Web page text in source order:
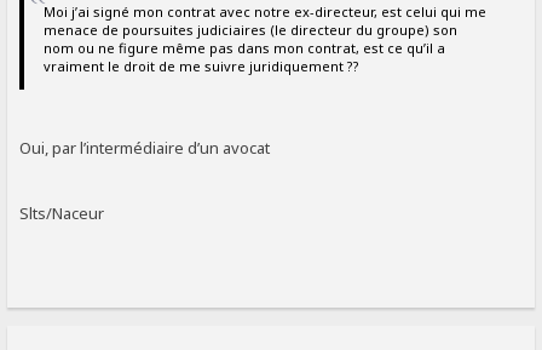
Moi j’ai signé mon contrat avec notre ex-directeur, est celui qui me
menace de poursuites judiciaires (le directeur du groupe) son
nom ou ne figure même pas dans mon contrat, est ce qu’il a
vraiment le droit de me suivre juridiquement ??
Oui, par l’intermédiaire d’un avocat
Slts/Naceur